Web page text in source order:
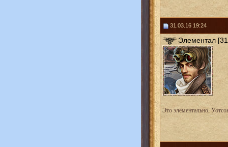
31.03.16 19:24
Элементал
Это элементально,